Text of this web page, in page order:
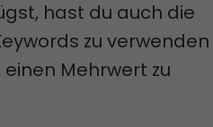
hast du auch die
zu verwenden
Mehrwert zu